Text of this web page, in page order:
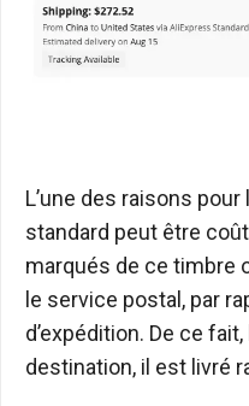
L’une des raisons
standard peut être
marqués de ce timbre
le service postal, par
d’expédition. De ce
destination, il est livré